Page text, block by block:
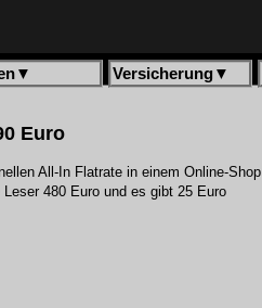
▼ Versicherung▼
Euro
All-In Flatrate in einem Online-Shop
480 Euro und es gibt 25 Euro